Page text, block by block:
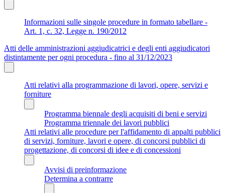
Informazioni sulle singole procedure in formato tabellare -
Art. 1, c. 32, Legge n. 190/2012
Atti delle amministrazioni aggiudicatrici e degli enti aggiudicatori
distintamente per ogni procedura - fino al 31/12/2023
Atti relativi alla programmazione di lavori, opere, servizi e
forniture
Programma biennale degli acquisiti di beni e servizi
Programma triennale dei lavori pubblici
Atti relativi alle procedure per l'affidamento di appalti pubblici
di servizi, forniture, lavori e opere, di concorsi pubblici di
progettazione, di concorsi di idee e di concessioni
Avvisi di preinformazione
Determina a contrarre